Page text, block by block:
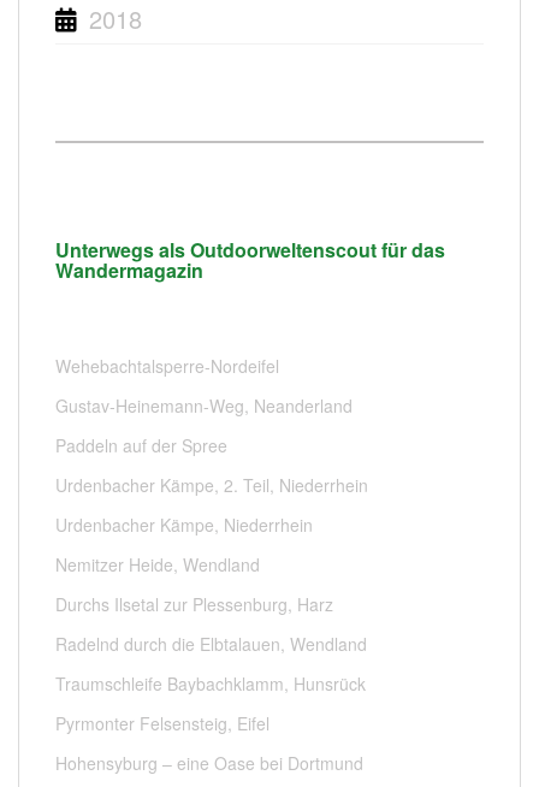
2018
Unterwegs als Outdoorweltenscout für das
Wandermagazin
Wehebachtalsperre-Nordeifel
Gustav-Heinemann-Weg, Neanderland
Paddeln auf der Spree
Urdenbacher Kämpe, 2. Teil, Niederrhein
Urdenbacher Kämpe, Niederrhein
Nemitzer Heide, Wendland
Durchs Ilsetal zur Plessenburg, Harz
Radelnd durch die Elbtalauen, Wendland
Traumschleife Baybachklamm, Hunsrück
Pyrmonter Felsensteig, Eifel
Hohensyburg – eine Oase bei Dortmund